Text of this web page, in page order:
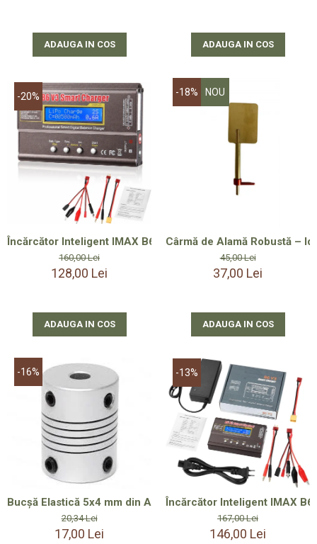
ADAUGA IN COS ADAUGA IN COS
-20%
Încărcător Inteligent IMAX B6 V3 80W 6A pentru
160,00 Lei
128,00 Lei
ADAUGA IN COS
-18% NOU
Cârmă de Alamă Robustă –
45,00 Lei
37,00 Lei
ADAUGA IN COS
-16%
Bucșă Elastică 5x4 mm din Aluminiu pentru Ax Elice –
20,34 Lei
17,00 Lei
-13%
Încărcător Inteligent IMAX
167,00 Lei
146,00 Lei